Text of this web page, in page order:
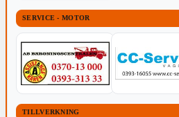
SERVICE - MOTOR
TILLVERKNING